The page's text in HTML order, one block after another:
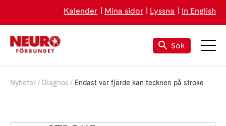
Kalender Mina sidor Lyssna In English
Sök
Nyheter Diagnos Endast var fjärde kan tecknen på stroke